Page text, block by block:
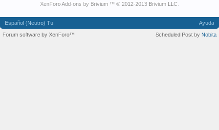
XenForo Add-ons by Brivium ™ © 2012-2013 Brivium LLC.
Español (Neutro) Tu
Ayuda
Forum software by XenForo™
Scheduled Post by Nobita